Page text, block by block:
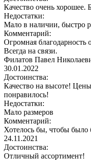
Качество очень хорошее.
Недостатки:
Мало в наличии, быстро
Комментарий:
Огромная
Всегда на связи.
Филатов Павел
30.01.2022
Достоинства:
Качество на высоте!
понравилось!
Недостатки:
Мало размеров
Комментарий:
Хотелось бы, чтобы было
24.11.2021
Достоинства:
Отличный ассортимент!